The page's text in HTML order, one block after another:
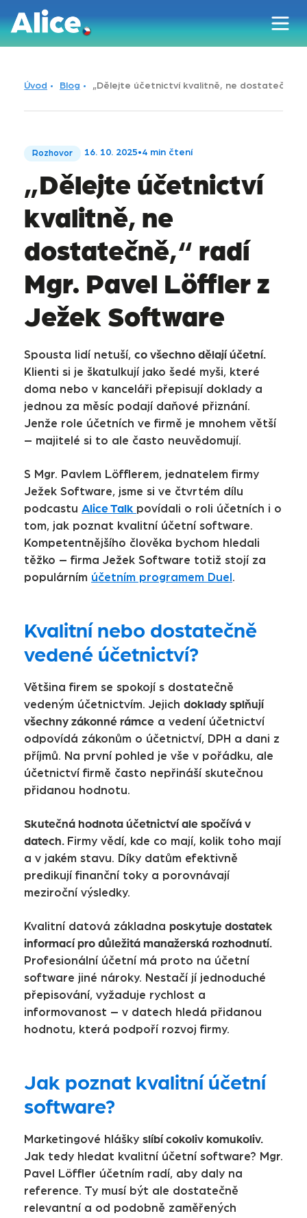
Úvod Blog „Dělejte účetnictví kvalitně, ne
Rozhovor 16. 10. 2025•4 min čtení
„Dělejte účetnictví
kvalitně, ne
dostatečně,“ radí
Mgr. Pavel Löffler z
Ježek Software
Spousta lidí netuší, co všechno dělají účetní.
Klienti si je škatulkují jako šedé myši, které
doma nebo v kanceláři přepisují doklady a
jednou za měsíc podají daňové přiznání.
Jenže role účetních ve firmě je mnohem větší
– majitelé si to ale často neuvědomují.
S Mgr. Pavlem Löfflerem, jednatelem firmy
Ježek Software, jsme si ve čtvrtém dílu
podcastu Alice Talk povídali o roli účetních i o
tom, jak poznat kvalitní účetní software.
Kompetentnějšího člověka bychom hledali
těžko – firma Ježek Software totiž stojí za
populárním účetním programem Duel .
Kvalitní nebo dostatečně
vedené účetnictví?
Většina firem se spokojí s dostatečně
vedeným účetnictvím. Jejich doklady splňují
všechny zákonné rámce a vedení účetnictví
odpovídá zákonům o účetnictví, DPH a dani z
příjmů. Na první pohled je vše v pořádku, ale
účetnictví firmě často nepřináší skutečnou
přidanou hodnotu.
Skutečná hodnota účetnictví ale spočívá v
datech. Firmy vědí, kde co mají, kolik toho mají
a v jakém stavu. Díky datům efektivně
predikují finanční toky a porovnávají
meziroční výsledky.
Kvalitní datová základna poskytuje dostatek
informací pro důležitá manažerská rozhodnutí.
Profesionální účetní má proto na účetní
software jiné nároky. Nestačí jí jednoduché
přepisování, vyžaduje rychlost a
informovanost – v datech hledá přidanou
hodnotu, která podpoří rozvoj firmy.
Jak poznat kvalitní účetní
software?
Marketingové hlášky slíbí cokoliv komukoliv.
Jak tedy hledat kvalitní účetní software? Mgr.
Pavel Löffler účetním radí, aby daly na
reference. Ty musí být ale dostatečně
relevantní a od podobně zaměřených